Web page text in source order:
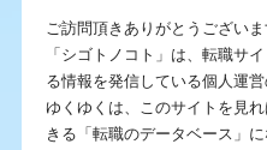
ご訪問頂きありがとうございま
「シゴトノコト」は、転職サ
る情報を発信している個人運営
ゆくゆくは、このサイトを見
きる「転職のデータベース」